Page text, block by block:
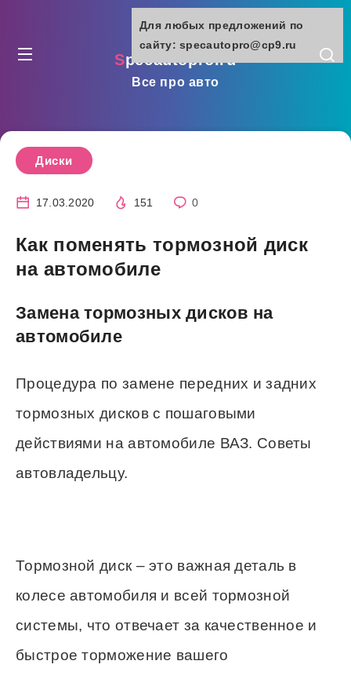
specautopro.ru
Все про авто
Диски
17.03.2020 151 0
Как поменять тормозной диск
на автомобиле
Замена тормозных дисков на
автомобиле
Процедура по замене передних и задних
тормозных дисков с пошаговыми
действиями на автомобиле ВАЗ. Советы
автовладельцу.
Тормозной диск – это важная деталь в
колесе автомобиля и всей тормозной
системы, что отвечает за качественное и
быстрое торможение вашего
Для любых предложений по
сайту: specautopro@cp9.ru